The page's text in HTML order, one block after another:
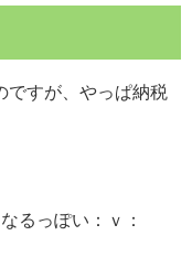
ですが、やっぱ納税
るっぽい：ｖ：